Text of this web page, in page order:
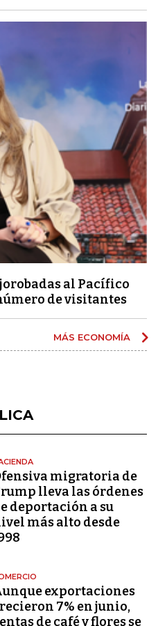
al Pacífico
de visitantes
MÁS ECONOMÍA
migratoria de
lleva las órdenes
deportación a su
más alto desde
exportaciones
7% en junio,
de café y flores se